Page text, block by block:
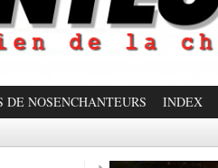
DE NOSENCHANTEURS INDEX